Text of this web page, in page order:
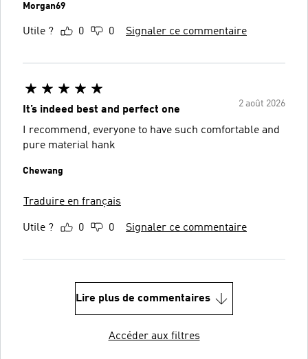
Morgan69
Utile ? 0 0 Signaler ce commentaire
2 août 2026
It’s indeed best and perfect one
I recommend, everyone to have such comfortable and
pure material hank
Chewang
Traduire en français
Utile ? 0 0 Signaler ce commentaire
Lire plus de commentaires
Accéder aux filtres